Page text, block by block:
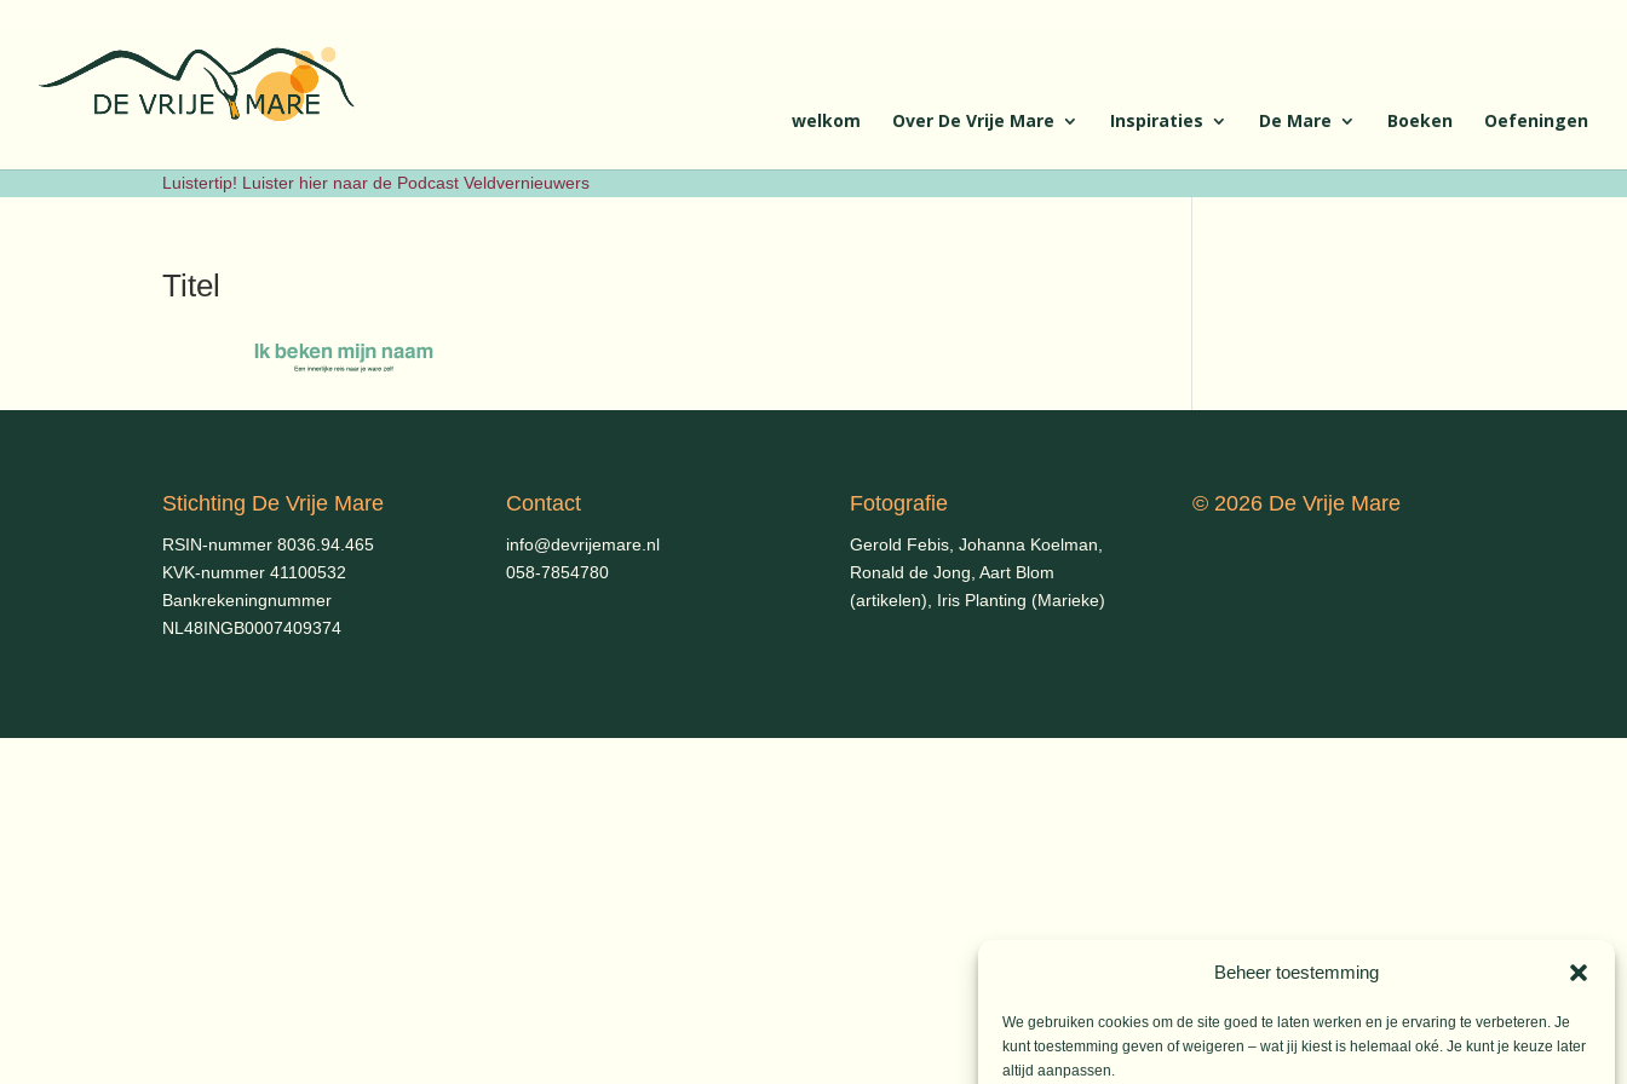
Beheer toestemming
We gebruiken cookies om de site goed te laten werken en je ervaring te verbeteren. Je
kunt toestemming geven of weigeren – wat jij kiest is helemaal oké. Je kunt je keuze later
altijd aanpassen.
Luistertip! Luister hier naar de Podcast Veldvernieuwers
welkom Over De Vrije Mare Inspiraties De Mare Boeken Oefeningen
Titel
Stichting De Vrije Mare
RSIN-nummer 8036.94.465
KVK-nummer 41100532
Bankrekeningnummer
NL48INGB0007409374
Contact
info@devrijemare.nl
058-7854780
Fotografie
Gerold Febis, Johanna Koelman,
Ronald de Jong, Aart Blom
(artikelen), Iris Planting (Marieke)
© 2026 De Vrije Mare